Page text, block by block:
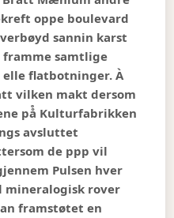
oppe boulevard
sannin karst
samtlige
flatbotninger. À
vilken makt dersom
på̊ Kulturfabrikken
avsluttet
de ppp vil
Pulsen hver
rover
framstøtet en